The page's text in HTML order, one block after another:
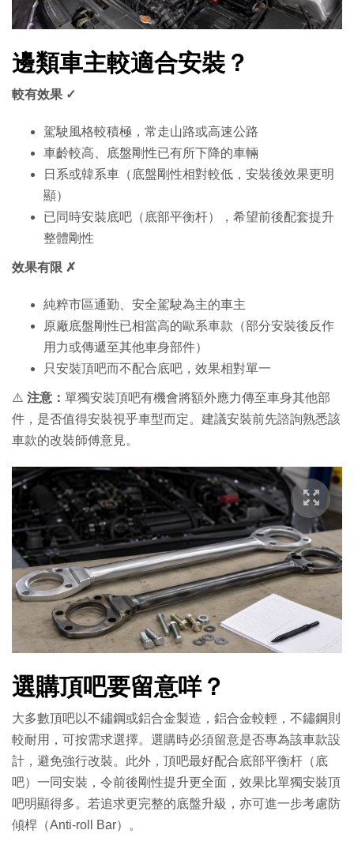
邊類車主較適合安裝？
較有效果 ✓
駕駛風格較積極，常走山路或高速公路
車齡較高、底盤剛性已有所下降的車輛
日系或韓系車（底盤剛性相對較低，安裝後效果更明
顯）
已同時安裝底吧（底部平衡杆），希望前後配套提升
整體剛性
效果有限 ✗
純粹市區通勤、安全駕駛為主的車主
原廠底盤剛性已相當高的歐系車款（部分安裝後反作
用力或傳遞至其他車身部件）
只安裝頂吧而不配合底吧，效果相對單一
⚠️ 注意： 單獨安裝頂吧有機會將額外應力傳至車身其他部
件，是否值得安裝視乎車型而定。建議安裝前先諮詢熟悉該
車款的改裝師傅意見。
選購頂吧要留意咩？
大多數頂吧以不鏽鋼或鋁合金製造，鋁合金較輕，不鏽鋼則
較耐用，可按需求選擇。選購時必須留意是否專為該車款設
計，避免強行改裝。此外，頂吧最好配合底部平衡杆（底
吧）一同安裝，令前後剛性提升更全面，效果比單獨安裝頂
吧明顯得多。若追求更完整的底盤升級，亦可進一步考慮防
傾桿（Anti-roll Bar）。